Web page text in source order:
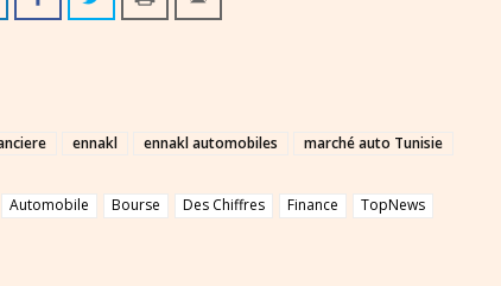
ennakl ennakl automobiles
marché auto Tunisie
Automobile Bourse Des Chiffres Finance
TopNews